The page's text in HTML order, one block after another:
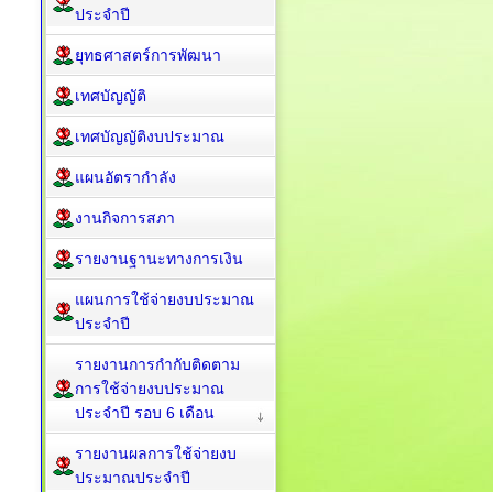
ประจำปี
ยุทธศาสตร์การพัฒนา
เทศบัญญัติ
เทศบัญญัติงบประมาณ
แผนอัตรากำลัง
งานกิจการสภา
รายงานฐานะทางการเงิน
แผนการใช้จ่ายงบประมาณ
ประจำปี
รายงานการกำกับติดตาม
การใช้จ่ายงบประมาณ
ประจำปี รอบ 6 เดือน
รายงานผลการใช้จ่ายงบ
ประมาณประจำปี